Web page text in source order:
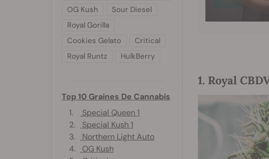
1. Royal
OG Kush
Sour Diesel
Royal Gorilla
Cookies Gelato
Critical
Royal Runtz
HulkBerry
Top 10 Graines De Cannabis
1.
Special Queen 1
2.
Special Kush 1
3.
Northern Light Auto
4.
OG Kush